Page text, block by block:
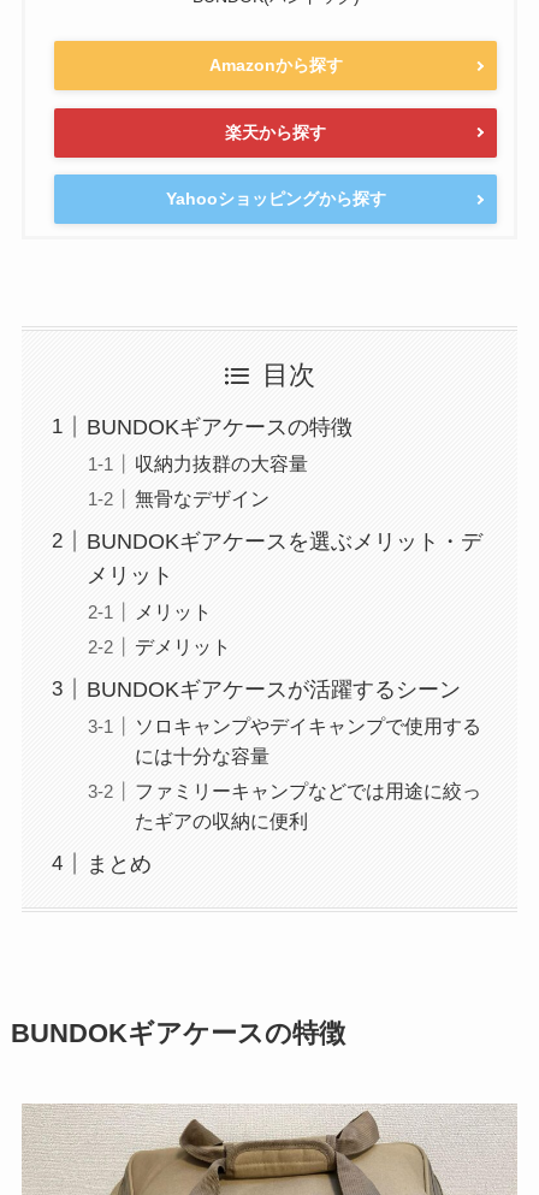
Amazonから探す
楽天から探す
Yahooショッピングから探す
目次
BUNDOKギアケースの特徴
収納力抜群の大容量
無骨なデザイン
BUNDOKギアケースを選ぶメリット・デ
メリット
メリット
デメリット
BUNDOKギアケースが活躍するシーン
ソロキャンプやデイキャンプで使用する
には十分な容量
ファミリーキャンプなどでは用途に絞っ
たギアの収納に便利
まとめ
BUNDOKギアケースの特徴